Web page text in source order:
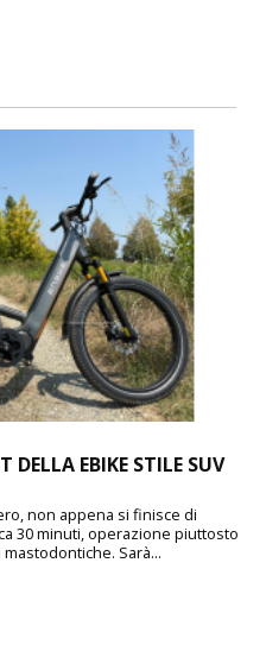
DELLA EBIKE STILE SUV
non appena si finisce di
30 minuti, operazione piuttosto
Sarà...